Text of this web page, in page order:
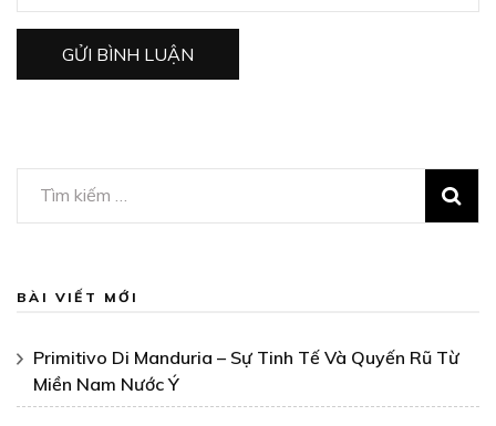
Tìm
kiếm
BÀI VIẾT MỚI
Primitivo Di Manduria – Sự Tinh Tế Và Quyến Rũ Từ
Miền Nam Nước Ý